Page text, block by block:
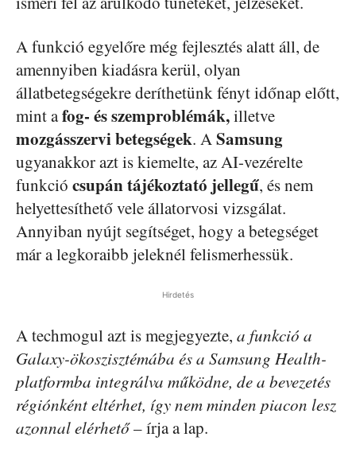
A funkció egyelőre még fejlesztés alatt áll, de
amennyiben kiadásra kerül, olyan
állatbetegségekre deríthetünk fényt időnap előtt,
mint afog- és szemproblémák,illetve
mozgásszervibetegségek. ASamsung
ugyanakkor azt is kiemelte, az AI-vezérelte
funkció csupán tájékoztató jellegű, és nem
helyettesíthető vele állatorvosi vizsgálat.
Annyiban nyújt segítséget, hogy a betegséget
már a legkoraibb jeleknél felismerhessük.
Hirdetés
A techmogul azt is megjegyezte, a funkció a
Galaxy-ökoszisztémába és a Samsung Health-
platformba integrálva működne, de a bevezetés
régiónként eltérhet, így nem minden piacon lesz
azonnal elérhető– írja a lap.